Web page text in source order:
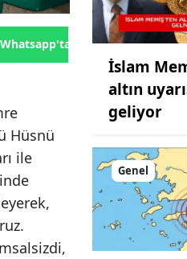
Whatsapp'tan Gönder
Hüsnü
ile
İslam
altın
geliyor
Genel